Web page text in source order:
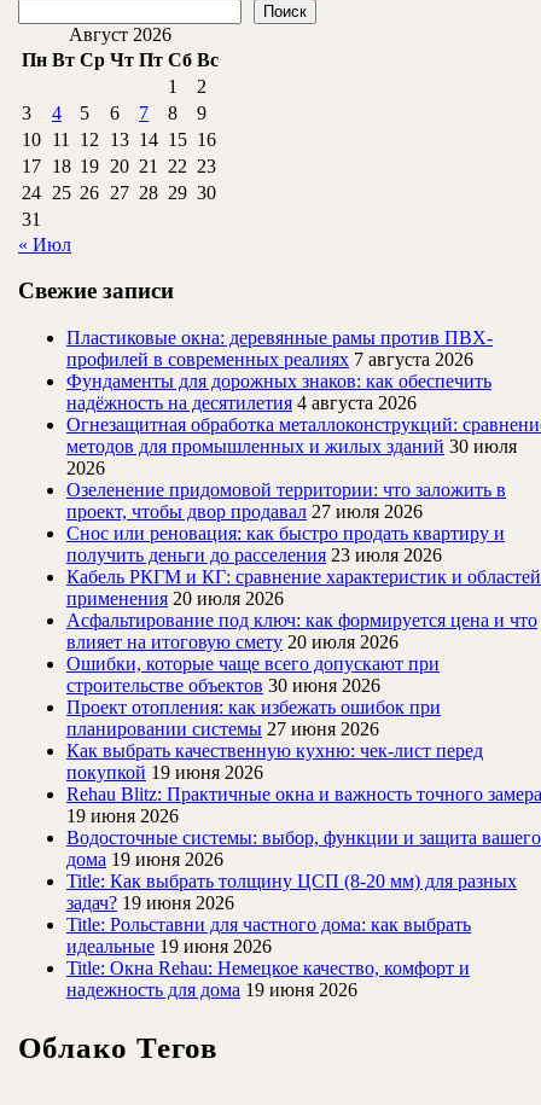
Поиск
Август 2026
Пн Вт Ср Чт Пт Сб Вс
1
2
3
4 5 6 7 8
9
10 11 12 13 14 15 16
17 18 19 20 21 22 23
24 25 26 27 28 29 30
31
« Июл
Свежие записи
Пластиковые окна: деревянные рамы против ПВХ-
профилей в современных реалиях 7 августа 2026
Фундаменты для дорожных знаков: как обеспечить
надёжность на десятилетия 4 августа 2026
Огнезащитная обработка металлоконструкций:
методов для промышленных и жилых зданий 30 июля
2026
Озеленение придомовой территории: что заложить в
проект, чтобы двор продавал 27 июля 2026
Снос или реновация: как быстро продать квартиру и
получить деньги до расселения 23 июля 2026
Кабель РКГМ и КГ: сравнение характеристик и областей
применения 20 июля 2026
Асфальтирование под ключ: как формируется цена и что
влияет на итоговую смету 20 июля 2026
Ошибки, которые чаще всего допускают при
строительстве объектов 30 июня 2026
Проект отопления: как избежать ошибок при
планировании системы 27 июня 2026
Как выбрать качественную кухню: чек-лист перед
покупкой 19 июня 2026
Rehau Blitz: Практичные окна и важность точного замера
19 июня 2026
Водосточные системы: выбор, функции и защита вашего
дома 19 июня 2026
Title: Как выбрать толщину ЦСП (8-20 мм) для разных
задач? 19 июня 2026
Title: Рольставни для частного дома: как выбрать
идеальные 19 июня 2026
Title: Окна Rehau: Немецкое качество, комфорт и
надежность для дома 19 июня 2026
Облако Тегов